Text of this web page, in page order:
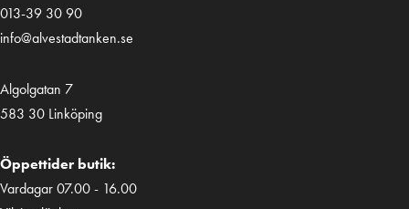
013-39 30 90
info@alvestadtanken.se
Algolgatan 7
583 30 Linköping
Öppettider butik:
Vardagar 07.00 - 16.00